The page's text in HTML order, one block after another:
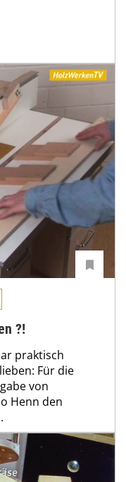
?!
praktisch
Für die
von
Henn den